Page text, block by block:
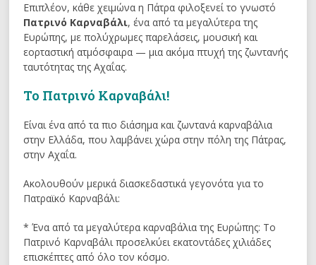
Επιπλέον, κάθε χειμώνα η Πάτρα φιλοξενεί το γνωστό
Πατρινό Καρναβάλι, ένα από τα μεγαλύτερα της
Ευρώπης, με πολύχρωμες παρελάσεις, μουσική και
εορταστική ατμόσφαιρα — μια ακόμα πτυχή της ζωντανής
ταυτότητας της Αχαΐας.
Το Πατρινό Καρναβάλι!
Είναι ένα από τα πιο διάσημα και ζωντανά καρναβάλια
στην Ελλάδα, που λαμβάνει χώρα στην πόλη της Πάτρας,
στην Αχαΐα.
Ακολουθούν μερικά διασκεδαστικά γεγονότα για το
Πατραϊκό Καρναβάλι:
* Ένα από τα μεγαλύτερα καρναβάλια της Ευρώπης: Το
Πατρινό Καρναβάλι προσελκύει εκατοντάδες χιλιάδες
επισκέπτες από όλο τον κόσμο.